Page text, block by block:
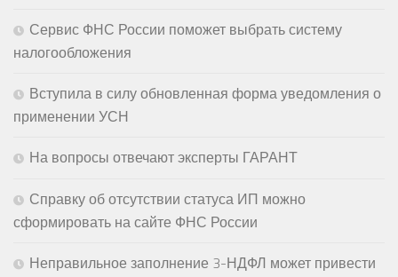
Сервис ФНС России поможет выбрать систему
налогообложения
Вступила в силу обновленная форма уведомления о
применении УСН
На вопросы отвечают эксперты ГАРАНТ
Справку об отсутствии статуса ИП можно
сформировать на сайте ФНС России
Неправильное заполнение 3-НДФЛ может привести